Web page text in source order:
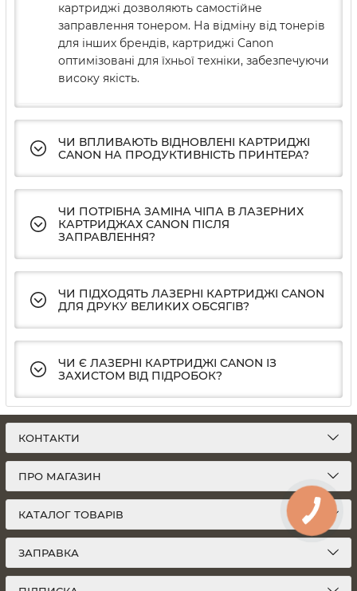
картриджі дозволяють самостійне
заправлення тонером. На відміну від тонерів
для інших брендів, картриджі Canon
оптимізовані для їхньої техніки, забезпечуючи
високу якість.
ЧИ ВПЛИВАЮТЬ ВІДНОВЛЕНІ КАРТРИДЖІ
CANON НА ПРОДУКТИВНІСТЬ ПРИНТЕРА?
ЧИ ПОТРІБНА ЗАМІНА ЧІПА В ЛАЗЕРНИХ
КАРТРИДЖАХ CANON ПІСЛЯ
ЗАПРАВЛЕННЯ?
ЧИ ПІДХОДЯТЬ ЛАЗЕРНІ КАРТРИДЖІ CANON
ДЛЯ ДРУКУ ВЕЛИКИХ ОБСЯГІВ?
ЧИ Є ЛАЗЕРНІ КАРТРИДЖІ CANON ІЗ
ЗАХИСТОМ ВІД ПІДРОБОК?
КОНТАКТИ
ПРО МАГАЗИН
КАТАЛОГ ТОВАРІВ
ЗАПРАВКА